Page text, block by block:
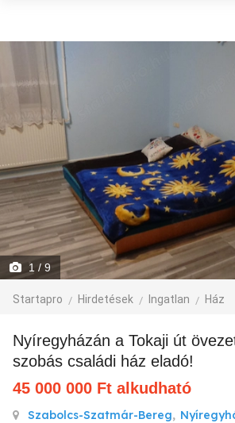
1 / 9
Startapro Hirdetések Ingatlan Ház
Nyíregyházán a Tokaji út övezetében 2+1
szobás családi ház eladó!
45 000 000 Ft alkudható
Szabolcs-Szatmár-Bereg,